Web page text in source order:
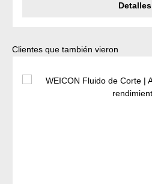
Detalles
Omitir la galería de productos
Clientes que también vieron